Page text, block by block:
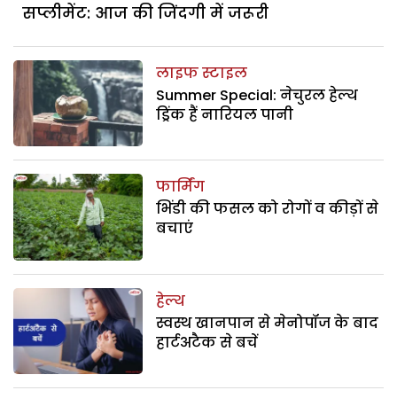
सप्लीमेंट: आज की जिंदगी में जरूरी
लाइफ स्टाइल
Summer Special: नेचुरल हेल्थ
ड्रिंक हैं नारियल पानी
फार्मिंग
भिंडी की फसल को रोगों व कीड़ों से
बचाएं
हेल्थ
स्वस्थ खानपान से मेनोपॉज के बाद
हार्टअटैक से बचें